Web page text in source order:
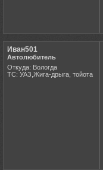
Иван501
Автолюбитель
Откуда: Вологда
ТС: УАЗ,Жига-дрыга, тойота